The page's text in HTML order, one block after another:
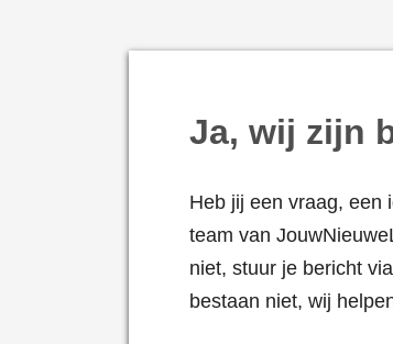
Ja, wij zijn
Heb jij een vraag, een
team van
niet, stuur je bericht
bestaan niet, wij